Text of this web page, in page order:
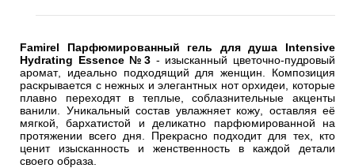
Famirel Парфюмированный гель для душа Intensive
Hydrating Essence №3 - изысканный цветочно-пудровый
аромат, идеально подходящий для женщин. Композиция
раскрывается с нежных и элегантных нот орхидеи, которые
плавно переходят в теплые, соблазнительные акценты
ванили. Уникальный состав увлажняет кожу, оставляя её
мягкой, бархатистой и деликатно парфюмированной на
протяжении всего дня. Прекрасно подходит для тех, кто
ценит изысканность и женственность в каждой детали
своего образа.